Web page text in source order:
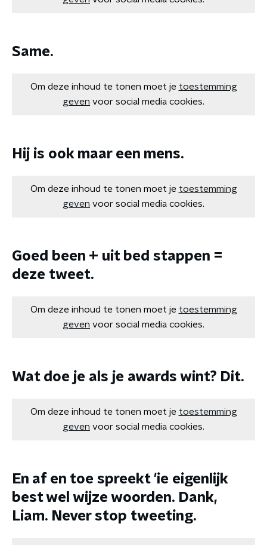
Same.
Om deze inhoud te tonen moet je toestemming
geven voor social media cookies.
Hij is ook maar een mens.
Om deze inhoud te tonen moet je toestemming
geven voor social media cookies.
Goed been + uit bed stappen =
deze tweet.
Om deze inhoud te tonen moet je toestemming
geven voor social media cookies.
Wat doe je als je awards wint? Dit.
Om deze inhoud te tonen moet je toestemming
geven voor social media cookies.
En af en toe spreekt 'ie eigenlijk
best wel wijze woorden. Dank,
Liam. Never stop tweeting.